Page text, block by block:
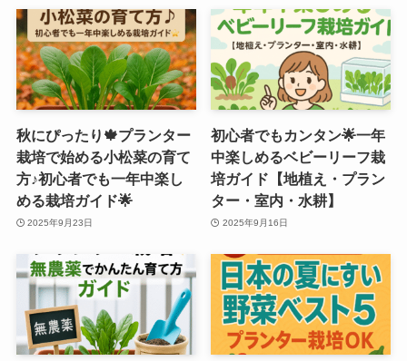
秋にぴったり🍁プランター
栽培で始める小松菜の育て
方♪初心者でも一年中楽し
める栽培ガイド🌟
2025年9月23日
初心者でもカンタン🌟一年
中楽しめるベビーリーフ栽
培ガイド【地植え・プラン
ター・室内・水耕】
2025年9月16日